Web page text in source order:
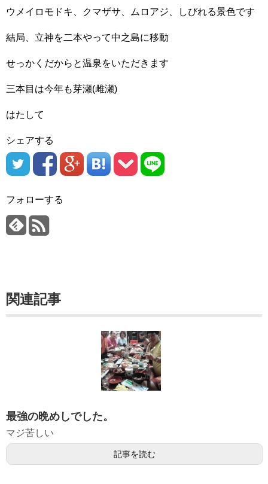
ウメイロモドキ、クマザサ、ムロアジ、しびれる景色です
結局、立神を二本やって中之島に移動
せっかくだからと温泉をいただきます
三本目は今年も芽瀬(雌瀬)
はたして
シェアする
フォローする
関連記事
最強の晩めしでした。
マジ苦しい
記事を読む